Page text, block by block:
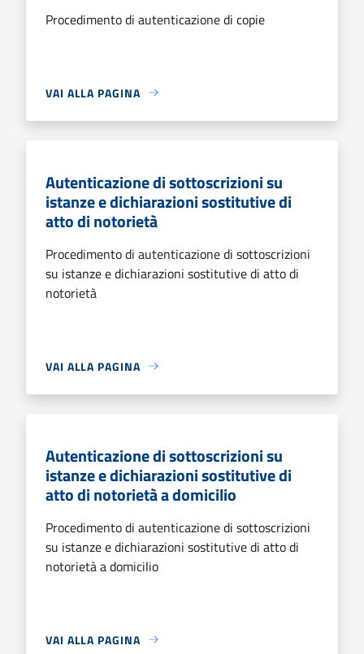
Procedimento di autenticazione di copie
VAI ALLA PAGINA
Autenticazione di sottoscrizioni su
istanze e dichiarazioni sostitutive di
atto di notorietà
Procedimento di autenticazione di sottoscrizioni
su istanze e dichiarazioni sostitutive di atto di
notorietà
VAI ALLA PAGINA
Autenticazione di sottoscrizioni su
istanze e dichiarazioni sostitutive di
atto di notorietà a domicilio
Procedimento di autenticazione di sottoscrizioni
su istanze e dichiarazioni sostitutive di atto di
notorietà a domicilio
VAI ALLA PAGINA